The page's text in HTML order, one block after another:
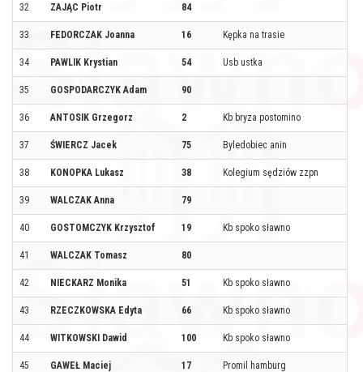
32 ZAJĄC Piotr 84
33 FEDORCZAK Joanna 16 Kępka na trasie
34 PAWLIK Krystian 54 Usb ustka
35 GOSPODARCZYK Adam 90
36 ANTOSIK Grzegorz 2 Kb bryza postomino
37 ŚWIERCZ Jacek 75 Byledobiec anin
38 KONOPKA Lukasz 38 Kolegium sędziów zzpn
39 WALCZAK Anna 79
40 GOSTOMCZYK Krzysztof 19 Kb spoko sławno
41 WALCZAK Tomasz 80
42 NIECKARZ Monika 51 Kb spoko sławno
43 RZECZKOWSKA Edyta 66 Kb spoko sławno
44 WITKOWSKI Dawid 100 Kb spoko sławno
45 GAWEŁ Maciej 17 Promil hamburg